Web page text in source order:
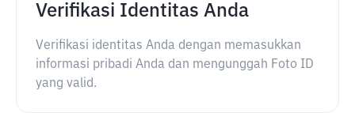
Verifikasi Identitas Anda
Verifikasi identitas Anda dengan memasukkan
informasi pribadi Anda dan mengunggah Foto ID
yang valid.